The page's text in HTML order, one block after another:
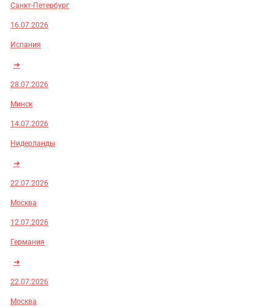
Санкт-Петербург
16.07.2026
Испания
➜
28.07.2026
Минск
14.07.2026
Нидерланды
➜
22.07.2026
Москва
12.07.2026
Германия
➜
22.07.2026
Москва